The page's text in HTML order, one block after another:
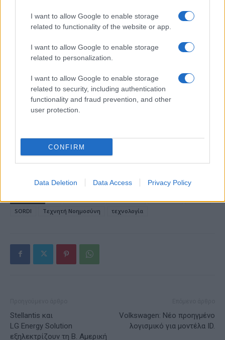
I want to allow Google to enable storage
related to functionality of the website or app.
I want to allow Google to enable storage
related to personalization.
I want to allow Google to enable storage
related to security, including authentication
functionality and fraud prevention, and other
user protection.
CONFIRM
Data Deletion Data Access Privacy Policy
βιωσιμότητα σε καθημερινή πράξη
Stoiximan: «Πού ήσουν;» στις μεγάλες στιγμές του
Ολυμπιακού
SORDI
Τεχνητή Νοημοσύνη τεχνολογία
Stellantis και
LG Energy Solution
εξηλεκτρίζουν τη Β. Αμερική
Volkswagen: Νέο προηγμένο
λογισμικό για μοντέλα ID.